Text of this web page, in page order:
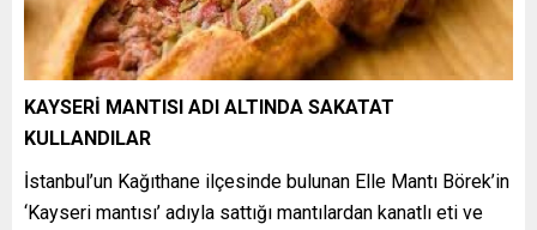
KAYSERİ MANTISI ADI ALTINDA SAKATAT
KULLANDILAR
İstanbul’un Kağıthane ilçesinde bulunan Elle Mantı Börek’in
‘Kayseri mantısı’ adıyla sattığı mantılardan kanatlı eti ve